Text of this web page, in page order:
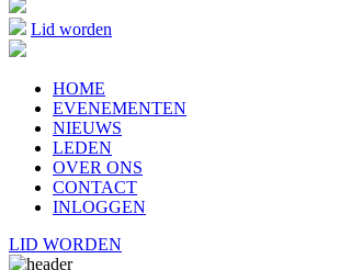
Lid worden
HOME
EVENEMENTEN
NIEUWS
LEDEN
OVER ONS
CONTACT
INLOGGEN
LID WORDEN